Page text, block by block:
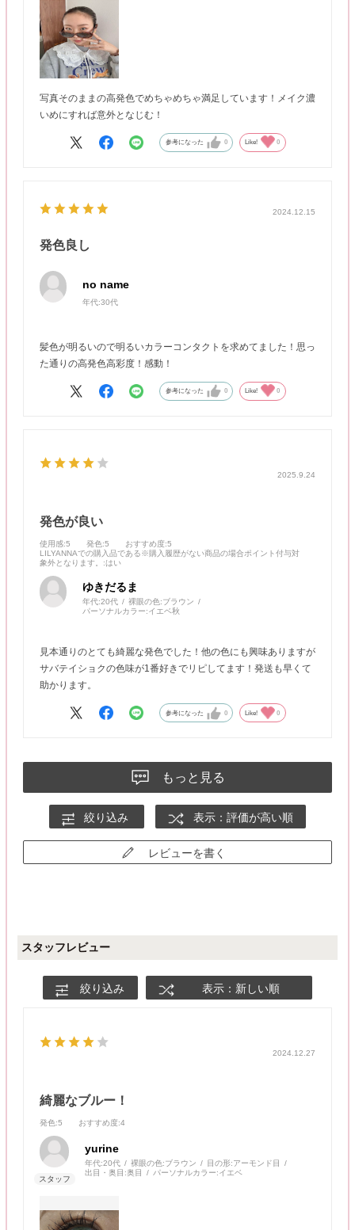
写真そのままの高発色でめちゃめちゃ満足しています！メイク濃
いめにすれば意外となじむ！
参考になった 0 Like! 0
2024.12.15
発色良し
no name
年代:30代
髪色が明るいので明るいカラーコンタクトを求めてました！思っ
た通りの高発色高彩度！感動！
参考になった 0 Like! 0
2025.9.24
発色が良い
使用感:5 発色:5 おすすめ度:5
LILYANNAでの購入品である※購入履歴がない商品の場合ポイント付与対
象外となります。
:はい
ゆきだるま
年代:20代 裸眼の色:ブラウン
パーソナルカラー:イエベ秋
見本通りのとても綺麗な発色でした！他の色にも興味ありますが
サバテイショクの色味が1番好きでリピしてます！発送も早くて
助かります。
参考になった 0 Like! 0
もっと見る
絞り込み 表示：評価が高い順
レビューを書く
スタッフレビュー
絞り込み 表示：新しい順
2024.12.27
綺麗なブルー！
発色:5 おすすめ度:4
yurine
年代:20代 裸眼の色:ブラウン 目の形:アーモンド目
出目・奥目:奥目 パーソナルカラー:イエベ